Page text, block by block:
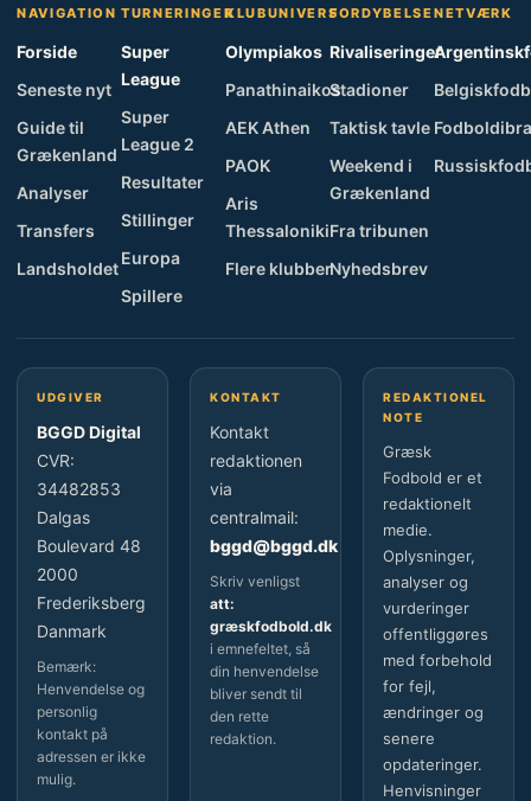
NAVIGATION
Forside
Seneste nyt
Guide til
Grækenland
Analyser
Transfers
Landsholdet
TURNERINGER
Super
League
Super
League 2
Resultater
Stillinger
Europa
Spillere
KLUBUNIVERS
Olympiakos
Panathinaikos
AEK Athen
PAOK
Aris
Thessaloniki
Flere klubber
FORDYBELSE
Rivaliseringer
Stadioner
Taktisk tavle
Weekend i
Grækenland
Fra tribunen
Nyhedsbrev
NETVÆRK
UDGIVER
BGGD Digital
CVR:
34482853
Dalgas
Boulevard 48
2000
Frederiksberg
Danmark
Bemærk:
Henvendelse og
personlig
kontakt på
adressen er ikke
mulig.
KONTAKT
Kontakt
redaktionen
via
centralmail:
bggd@bggd.dk
Skriv venligst
att:
græskfodbold.dk
i emnefeltet, så
din henvendelse
bliver sendt til
den rette
redaktion.
REDAKTIONEL
NOTE
Græsk
Fodbold er et
redaktionelt
medie.
Oplysninger,
analyser og
vurderinger
offentliggøres
med forbehold
for fejl,
ændringer og
senere
opdateringer.
Henvisninger